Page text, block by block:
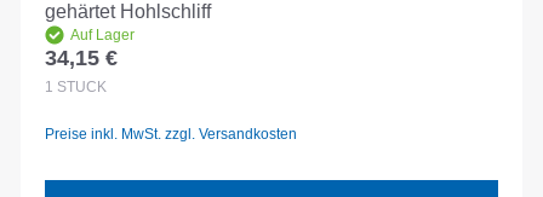
gehärtet Hohlschliff
Auf Lager
Regulärer Preis:
34,15 €
1 STÜCK
Preise inkl. MwSt. zzgl. Versandkosten